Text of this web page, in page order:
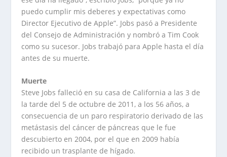
puedo cumplir mis deberes y expectativas como
Director Ejecutivo de Apple”. Jobs pasó a Presidente
del Consejo de Administración y nombró a Tim Cook
como su sucesor. Jobs trabajó para Apple hasta el día
antes de su muerte.
Muerte
Steve Jobs falleció en su casa de California a las 3 de
la tarde del 5 de octubre de 2011, a los 56 años, a
consecuencia de un paro respiratorio derivado de las
metástasis del cáncer de páncreas que le fue
descubierto en 2004, por el que en 2009 había
recibido un trasplante de hígado.